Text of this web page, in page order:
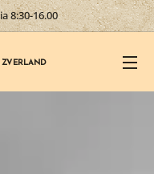
8:30-16.00
ZVERLAND